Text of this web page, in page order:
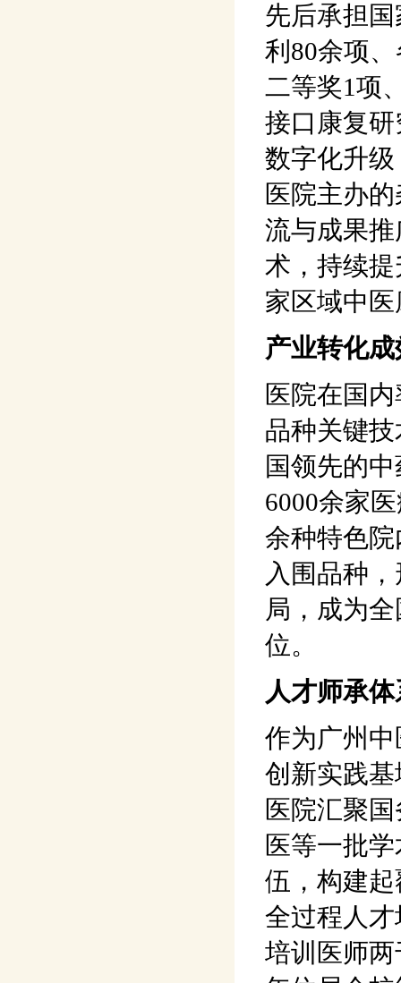
先后承担
利80余项
二等奖1项
接口康复
数字化升
医院主办
流与成果
术，持续
家区域中
产业转化
医院在国
品种关键
国领先的
6000余家
余种特色
入围品种
局，成为
位。
人才师承
作为广州
创新实践
医院汇聚
医等一批
伍，构建
全过程人
培训医师